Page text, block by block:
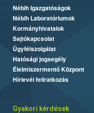
Nébih Igazgatóságok
Nébih Laboratóriumok
Kormányhivatalok
Sajtókapcsolat
Ügyfélszolgálat
Hatósági jogsegély
Élelmiszermentő Központ
Hírlevél feliratkozás
Gyakori kérdések